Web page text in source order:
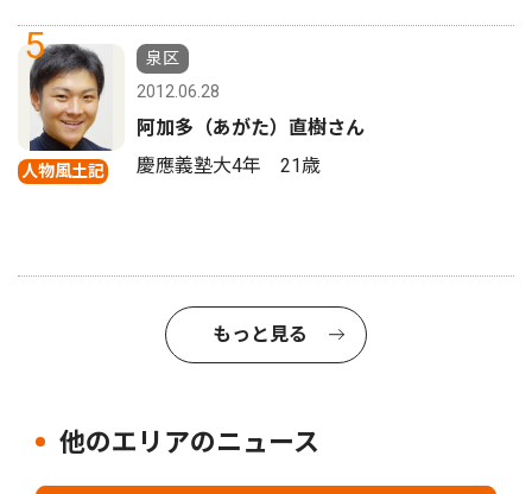
5
人物風土記
泉区
2012.06.28
阿加多（あがた）直樹さん
慶應義塾大4年 21歳
もっと見る
他のエリアのニュース